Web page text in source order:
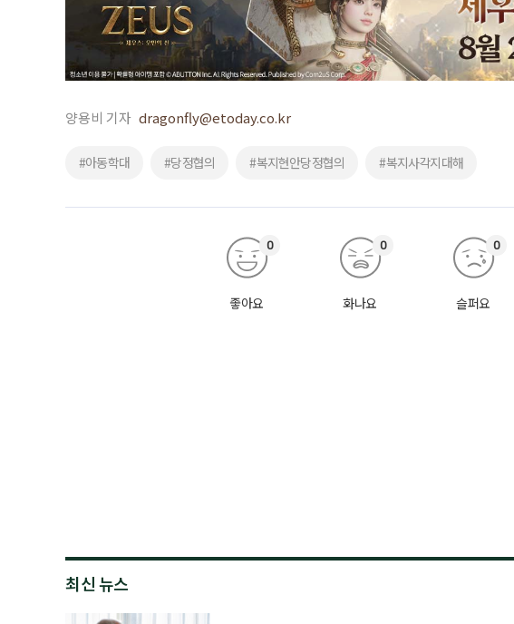
양용비 기자 dragonfly@etoday.co.kr
#아동학대 #당정협의 #복지현안당정협의 #복지사각지대해
좋아요
0
화나요
0
슬퍼요
0
최신 뉴스